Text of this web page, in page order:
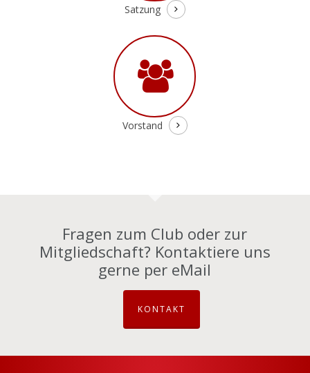
Satzung
Vorstand
Fragen zum Club oder zur
Mitgliedschaft? Kontaktiere uns
gerne per eMail
KONTAKT